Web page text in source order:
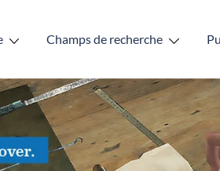
Champs de recherche